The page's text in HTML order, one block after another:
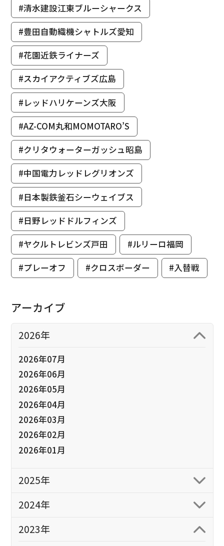
#清水建設江東ブルーシャークス
#豊田自動織機シャトルズ愛知
#花園近鉄ライナーズ
#スカイアクティブズ広島
#レッドハリケーンズ大阪
#AZ-COM丸和MOMOTARO’S
#クリタウォーターガッシュ昭島
#中国電力レッドレグリオンズ
#日本製鉄釜石シーウェイブス
#日野レッドドルフィンズ
#ヤクルトレビンズ戸田
#ルリーロ福岡
#プレーオフ
#クロスボーダー #入替戦
アーカイブ
2026年
2026年07月
2026年06月
2026年05月
2026年04月
2026年03月
2026年02月
2026年01月
2025年
2024年
2023年